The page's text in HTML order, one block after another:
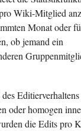
Wiki-Mitglied
Monat oder
ob jemand ein
oder homogen
die Edits pro